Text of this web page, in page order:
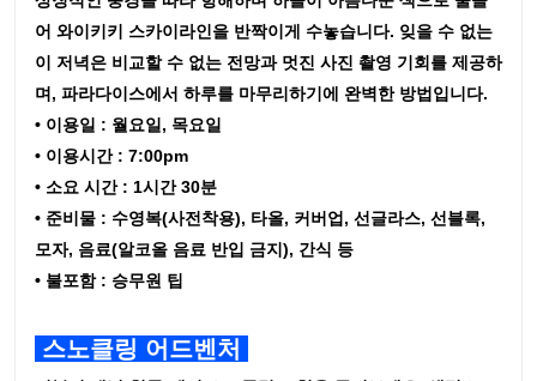
어 와이키키 스카이라인을 반짝이게 수놓습니다. 잊을 수 없는
이 저녁은 비교할 수 없는 전망과 멋진 사진 촬영 기회를 제공하
며, 파라다이스에서 하루를 마무리하기에 완벽한 방법입니다.
• 이용일 : 월요일, 목요일
• 이용시간 : 7:00pm
• 소요 시간 : 1시간 30분
• 준비물 : 수영복(사전착용), 타올, 커버업, 선글라스, 선블록,
모자, 음료(알코올 음료 반입 금지), 간식 등
• 불포함 : 승무원 팁
스노클링 어드벤처